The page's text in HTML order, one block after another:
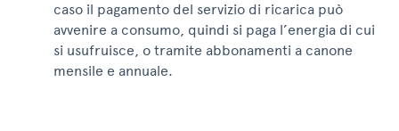
caso il pagamento del servizio di ricarica può
avvenire a consumo, quindi si paga l’energia di cui
si usufruisce, o tramite abbonamenti a canone
mensile e annuale.